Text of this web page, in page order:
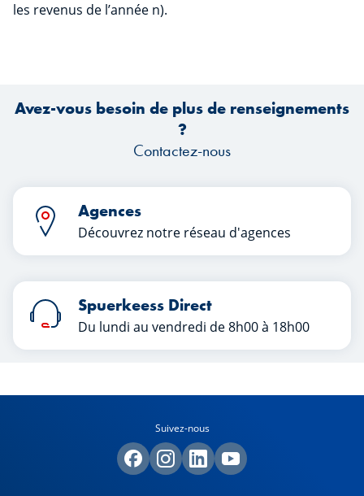
les revenus de l’année n).
Avez-vous besoin de plus de renseignements
?
Contactez-nous
Agences
Découvrez notre réseau d'agences
Spuerkeess Direct
Du lundi au vendredi de 8h00 à 18h00
Suivez-nous